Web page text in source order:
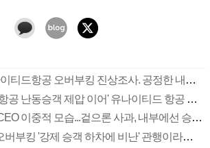
미국 교통부 "유나이티드항공 오버부킹 진상조사. 공정한 내부 규정 있어야"
리차드 막스 '대한항공 난동승객 제압 이어' 유나이티드 항공 보이콧 '누가 함께 하겠나'
유나이티드 항공 CEO 이중적 모습...겉으론 사과, 내부에선 승객 비난
유나이티드항공 오버부킹 '강제 승객 하차에 비난' 관행이라기에는 문제 많아